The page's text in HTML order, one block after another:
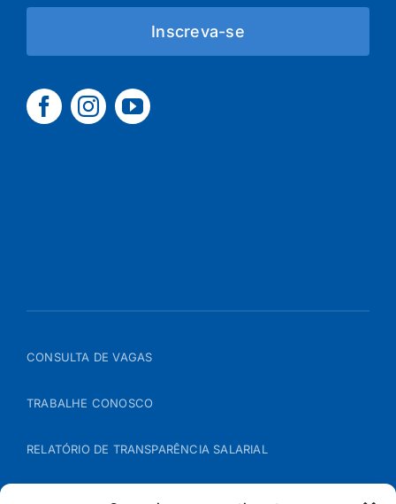
Inscreva-se
CONSULTA DE VAGAS
TRABALHE CONOSCO
RELATÓRIO DE TRANSPARÊNCIA SALARIAL